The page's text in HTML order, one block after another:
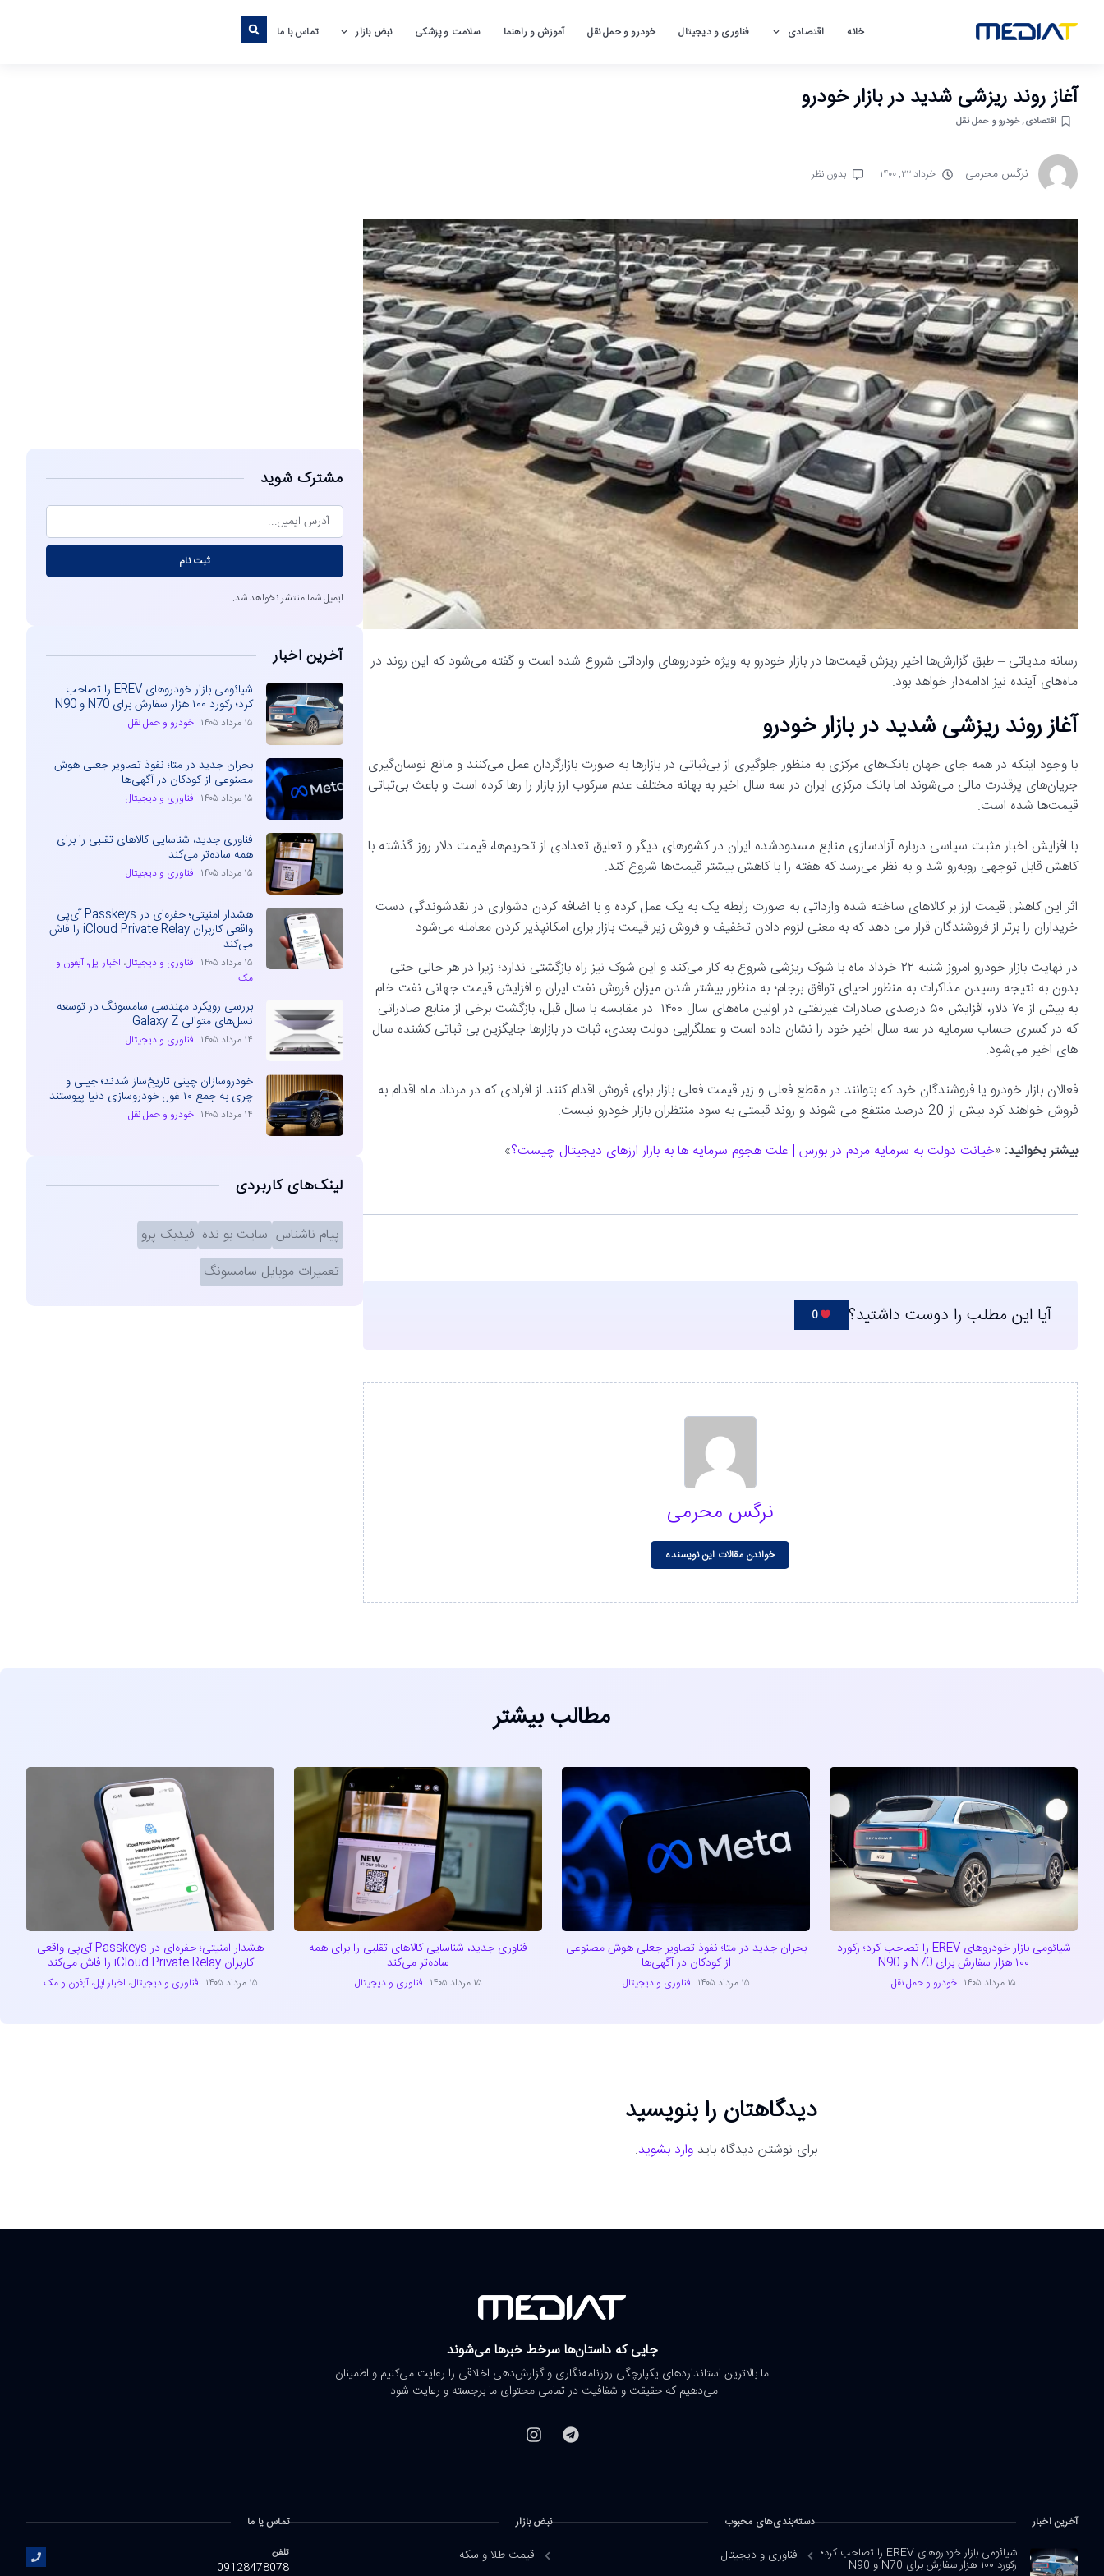
خانه اقتصادی فناوری و دیجیتال خودرو و حمل نقل آموزش و راهنما سلامت و پزشکی نبض بازار تماس با ما
آغاز روند ریزشی شدید در بازار خودرو
اقتصادی,خودرو و حمل نقل
نرگس محرمی خرداد ۲۲, ۱۴۰۰ بدون نظر
رسانه مدیاتی – طبق گزارش‌ها اخیر ریزش قیمت‌ها در بازار خودرو به ویژه خودروهای وارداتی شروع شده است و گفته می‌شود که این روند در
ماه‌های آینده نیز ادامه‌دار خواهد بود.
آغاز روند ریزشی شدید در بازار خودرو
با وجود اینکه در همه جای جهان بانک‌های مرکزی به منظور جلوگیری از بی‌ثباتی در بازارها به صورت بازارگردان عمل می‌کنند و مانع نوسان‌گیری
جریان‌های پرقدرت مالی می‌شوند اما بانک مرکزی ایران در سه سال اخیر به بهانه مختلف عدم سرکوب ارز بازار را رها کرده است و باعث بی‌ثباتی
قیمت‌ها شده است.
با افزایش اخبار مثبت سیاسی درباره آزادسازی منابع مسدودشده ایران در کشورهای دیگر و تعلیق تعدادی از تحریم‌ها، قیمت دلار روز گذشته با
کاهش قابل توجهی روبه‌رو شد و به نظر می‌رسد که هفته را با کاهش بیشتر قیمت‌ها شروع کند.
اثر این کاهش قیمت ارز بر کالاهای ساخته شده وارداتی به صورت رابطه یک به یک عمل کرده و با اضافه کردن دشواری در نقدشوندگی دست
خریداران را برتر از فروشندگان قرار می دهد که به معنی لزوم دادن تخفیف و فروش زیر قیمت بازار برای امکانپذیر کردن معامله می‌شود.
در نهایت بازار خودرو امروز شنبه ۲۲ خرداد ماه با شوک ریزشی شروع به کار می‌کند و این شوک نیز راه بازگشتی ندارد؛ زیرا در هر حالی حتی
بدون به نتیجه رسیدن مذاکرات به منظور احیای توافق برجام؛ به منظور بیشتر شدن میزان فروش نفت ایران و افزایش قیمت جهانی نفت خام
به بیش از ۷۰ دلار، افزایش ۵۰ درصدی صادرات غیرنفتی در اولین ماه‌های سال ۱۴۰۰ در مقایسه با سال قبل، بازگشت برخی از منابع صادراتی
که در کسری حساب سرمایه در سه سال اخیر خود را نشان داده است و عملگرایی دولت بعدی، ثبات در بازارها جایگزین بی ثباتی کشنده سال
های اخیر می‌شود.
فعالان بازار خودرو یا فروشندگان خرد که بتوانند در مقطع فعلی و زیر قیمت فعلی بازار برای فروش اقدام کنند از افرادی که در مرداد ماه اقدام به
فروش خواهند کرد بیش از 20 درصد منتفع می شوند و روند قیمتی به سود منتظران بازار خودرو نیست.
بیشتر بخوانید: «خیانت دولت به سرمایه مردم در بورس | علت هجوم سرمایه ها به بازار ارزهای دیجیتال چیست؟»
آیا این مطلب را دوست داشتید؟ 0
نرگس محرمی
خواندن مقالات این نویسنده
مشترک شوید
ثبت نام
ایمیل شما منتشر نخواهد شد.
آخرین اخبار
شیائومی بازار خودروهای EREV را تصاحب
کرد؛ رکورد ۱۰۰ هزار سفارش برای N70 و N90
۱۵ مرداد ۱۴۰۵ خودرو و حمل نقل
بحران جدید در متا؛ نفوذ تصاویر جعلی هوش
مصنوعی از کودکان در آگهی‌ها
۱۵ مرداد ۱۴۰۵ فناوری و دیجیتال
فناوری جدید، شناسایی کالاهای تقلبی را برای
همه ساده‌تر می‌کند
۱۵ مرداد ۱۴۰۵ فناوری و دیجیتال
هشدار امنیتی؛ حفره‌ای در Passkeys آی‌پی
واقعی کاربران iCloud Private Relay را فاش
می‌کند
۱۵ مرداد ۱۴۰۵ فناوری و دیجیتال، اخبار اپل، آیفون و
مک
بررسی رویکرد مهندسی سامسونگ در توسعه
نسل‌های متوالی Galaxy Z
۱۴ مرداد ۱۴۰۵ فناوری و دیجیتال
خودروسازان چینی تاریخ‌ساز شدند؛ جیلی و
چری به جمع ۱۰ غول خودروسازی دنیا پیوستند
۱۴ مرداد ۱۴۰۵ خودرو و حمل نقل
لینک‌های کاربردی
پیام ناشناس سایت بو نده فیدبک پرو
تعمیرات موبایل سامسونگ
مطالب بیشتر
شیائومی بازار خودروهای EREV را تصاحب کرد؛ رکورد
۱۰۰ هزار سفارش برای N70 و N90
۱۵ مرداد ۱۴۰۵ خودرو و حمل نقل
بحران جدید در متا؛ نفوذ تصاویر جعلی هوش مصنوعی
از کودکان در آگهی‌ها
۱۵ مرداد ۱۴۰۵ فناوری و دیجیتال
فناوری جدید، شناسایی کالاهای تقلبی را برای همه
ساده‌تر می‌کند
۱۵ مرداد ۱۴۰۵ فناوری و دیجیتال
هشدار امنیتی؛ حفره‌ای در Passkeys آی‌پی واقعی
کاربران iCloud Private Relay را فاش می‌کند
۱۵ مرداد ۱۴۰۵ فناوری و دیجیتال، اخبار اپل، آیفون و مک
دیدگاهتان را بنویسید
برای نوشتن دیدگاه بایدوارد بشوید.
جایی که داستان‌ها سرخط خبرها می‌شوند
ما بالاترین استانداردهای یکپارچگی روزنامه‌نگاری و گزارش‌دهی اخلاقی را رعایت می‌کنیم و اطمینان
می‌دهیم که حقیقت و شفافیت در تمامی محتوای ما برجسته و رعایت شود.
آخرین اخبار
شیائومی بازار خودروهای EREV را تصاحب کرد؛
رکورد ۱۰۰ هزار سفارش برای N70 و N90
دسته‌بندی‌های محبوب
فناوری و دیجیتال
نبض بازار
قیمت طلا و سکه
تماس یا ما
تلفن
09128478078